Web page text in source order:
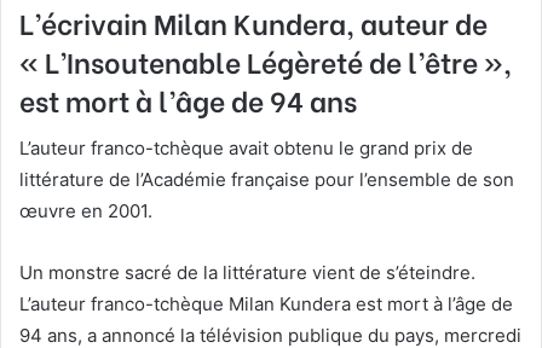
L’écrivain Milan Kundera, auteur de
« L’Insoutenable Légèreté de l’être »,
est mort à l’âge de 94 ans
L’auteur franco-tchèque avait obtenu le grand prix de
littérature de l’Académie française pour l’ensemble de son
œuvre en 2001.
Un monstre sacré de la littérature vient de s’éteindre.
L’auteur franco-tchèque Milan Kundera est mort à l’âge de
94 ans, a annoncé la télévision publique du pays, mercredi